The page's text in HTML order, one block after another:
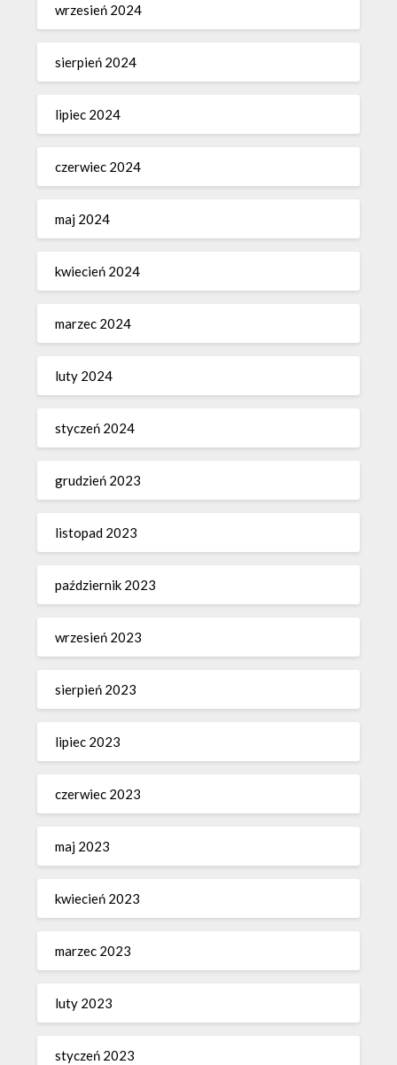
wrzesień 2024
sierpień 2024
lipiec 2024
czerwiec 2024
maj 2024
kwiecień 2024
marzec 2024
luty 2024
styczeń 2024
grudzień 2023
listopad 2023
październik 2023
wrzesień 2023
sierpień 2023
lipiec 2023
czerwiec 2023
maj 2023
kwiecień 2023
marzec 2023
luty 2023
styczeń 2023